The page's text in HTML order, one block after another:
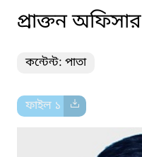
প্রাক্তন অফিসার
কন্টেন্ট: পাতা
ফাইল ১